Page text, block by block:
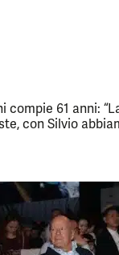
compie 61 anni:
con Silvio